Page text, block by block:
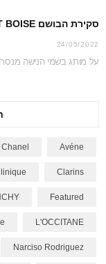
סקירת הבושם MANCERA – INTENSE CEDRAT BOISE
24/05/2022
Avéne
Chanel
Clarins
Featured
L'OCCITANE
Narciso Rodriguez